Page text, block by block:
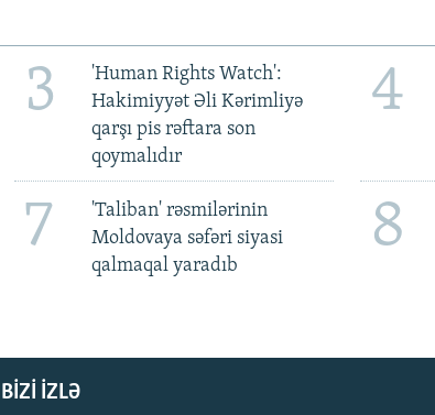
3
'Human Rights Watch':
Hakimiyyət Əli Kərimliyə
qarşı pis rəftara son
qoymalıdır
4
7
'Taliban' rəsmilərinin
Moldovaya səfəri siyasi
qalmaqal yaradıb
8
BIZI IZLƏ